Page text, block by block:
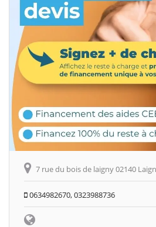
7 rue du bois de laigny 02140
0634982670, 0323988736